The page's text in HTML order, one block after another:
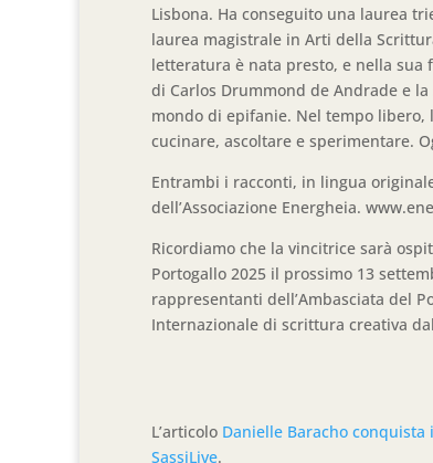
Lisbona. Ha conseguito una laurea
laurea magistrale in Arti della
letteratura è nata presto, e nella sua
di Carlos Drummond de Andrade e
mondo di epifanie. Nel tempo
cucinare, ascoltare e sperimentare.
Entrambi i racconti, in lingua
dell’Associazione Energheia.
Ricordiamo che la vincitrice sarà
Portogallo 2025 il prossimo 13
rappresentanti dell’Ambasciata del
Internazionale di scrittura creativa
L’articolo Danielle Baracho
SassiLive.